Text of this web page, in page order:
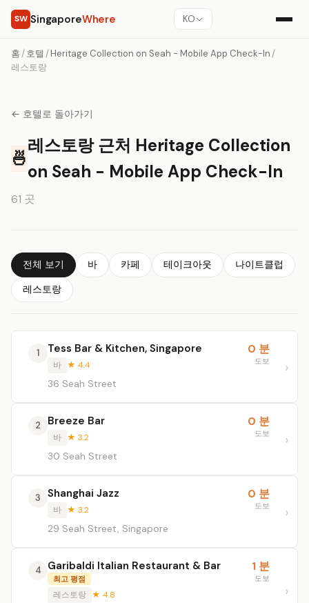
SW SingaporeWhere KO
홈 /호텔 /Heritage Collection on Seah - Mobile App Check-In /
레스토랑
← 호텔로 돌아가기
🍜
레스토랑 근처 Heritage Collection
on Seah - Mobile App Check-In
61 곳
전체 보기 바 카페 테이크아웃 나이트클럽
레스토랑
1 Tess Bar & Kitchen, Singapore
바 ★ 4.4
36 Seah Street
0 분
도보
2 Breeze Bar
바 ★ 3.2
30 Seah Street
0 분
도보
3 Shanghai Jazz
바 ★ 3.2
29 Seah Street, Singapore
0 분
도보
4 Garibaldi Italian Restaurant & Bar
최고 평점
레스토랑 ★ 4.8
1 분
도보